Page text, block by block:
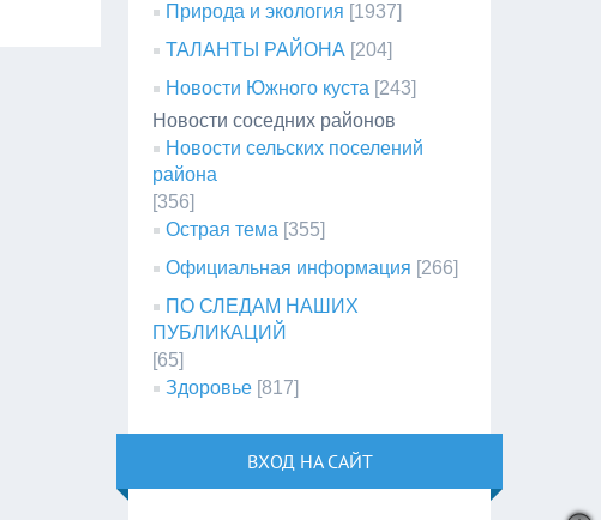
Природа и экология [1937]
ТАЛАНТЫ РАЙОНА [204]
Новости Южного куста [243]
Новости соседних районов
Новости сельских поселений
района
[356]
Острая тема [355]
Официальная информация [266]
ПО СЛЕДАМ НАШИХ
ПУБЛИКАЦИЙ
[65]
Здоровье [817]
ВХОД НА САЙТ